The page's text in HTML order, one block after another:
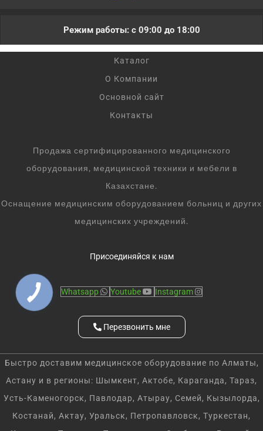
Режим работы: с 09:00 до 18:00
Каталог
О Компании
Основной сайт
Контакты
Продажа сертифицированного медицинского
оборудования, медицинской техники и мебели в
Казахстане.
Оснащение медицинским оборудованием больниц и других
медицинских учреждений.
Присоединяйся к нам
Whatsapp Youtube Instagram
Перезвонить мне
Быстро доставим медицинское оборудование по Алматы,
Астану и в регионы: Шымкент, Актобе, Караганда, Тараз,
Усть-Каменогорск, Павлодар, Атырау, Семей, Кызылорда,
Костанай, Актау, Уральск, Петропавловск, Туркестан,